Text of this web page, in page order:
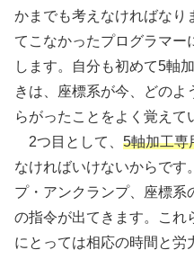
かまでも考えなければなり
てこなかったプログラマー
します。自分も初めて5軸
きは、座標系が今、どの
らがったことをよく覚え
2つ目として、 5軸加工専
なければいけないからです
プ・アンクランプ、座標系
の指令が出てきます。これ
にとっては相応の時間と労